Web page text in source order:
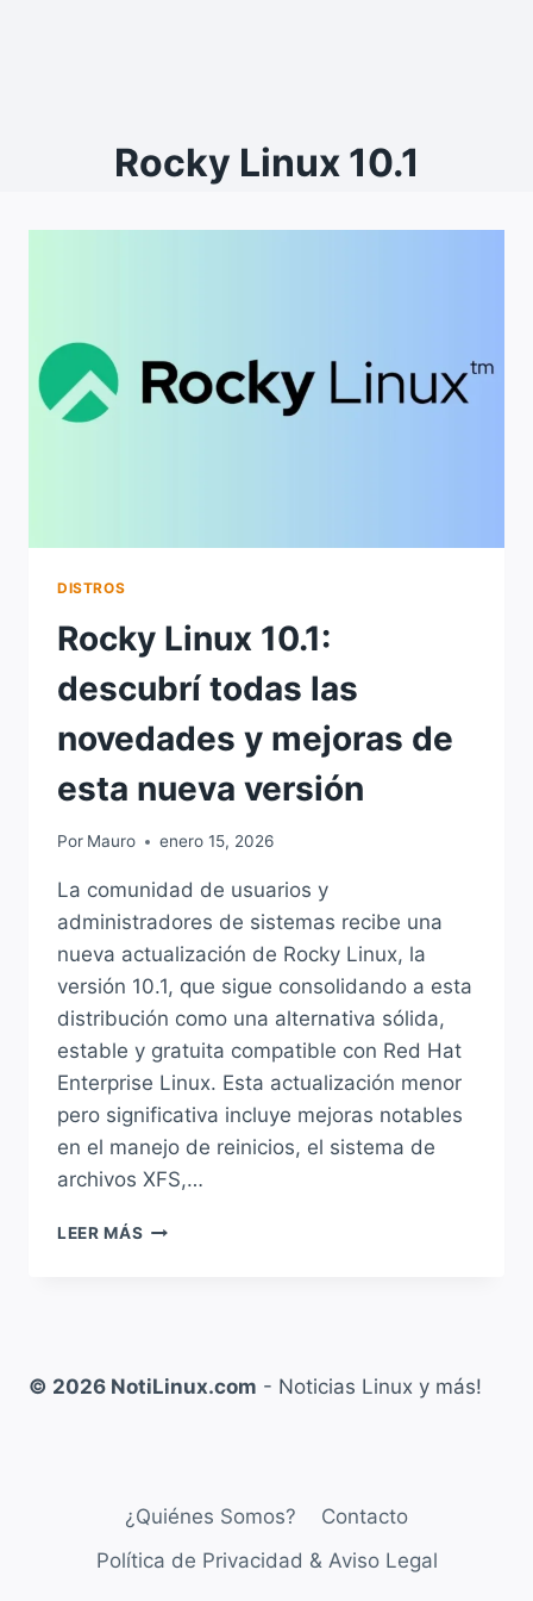
Rocky Linux 10.1
DISTROS
Rocky Linux 10.1:
descubrí todas las
novedades y mejoras de
esta nueva versión
Por Mauro enero 15, 2026
La comunidad de usuarios y
administradores de sistemas recibe una
nueva actualización de Rocky Linux, la
versión 10.1, que sigue consolidando a esta
distribución como una alternativa sólida,
estable y gratuita compatible con Red Hat
Enterprise Linux. Esta actualización menor
pero significativa incluye mejoras notables
en el manejo de reinicios, el sistema de
archivos XFS,…
LEER MÁS ROCKY
NOVEDADES
VERSIÓN
© 2026 NotiLinux.com - Noticias Linux y más!
¿Quiénes Somos?
Contacto
Política de Privacidad & Aviso Legal